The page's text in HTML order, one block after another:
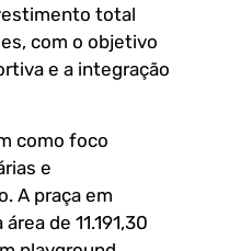
total
com o objetivo
e a integração
como foco
e
A praça em
de 11.191,30